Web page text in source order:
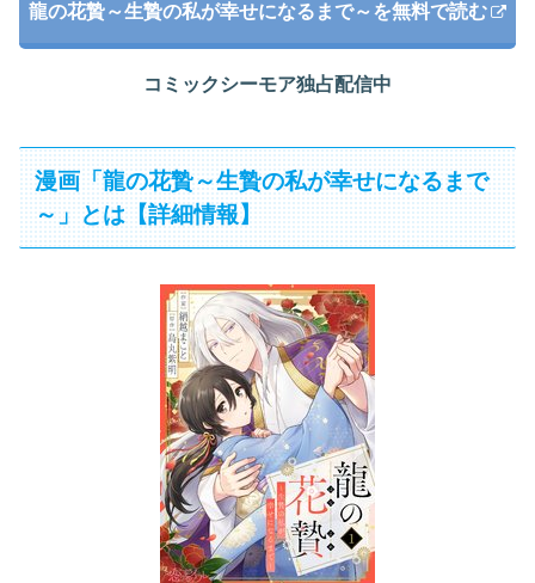
龍の花贄～生贄の私が幸せになるまで～を無料で読む
コミックシーモア独占配信中
漫画「龍の花贄～生贄の私が幸せになるまで
～」とは【詳細情報】